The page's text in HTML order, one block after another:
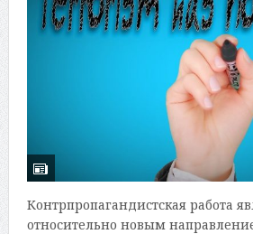
Контрпропагандистская работа
относительно новым